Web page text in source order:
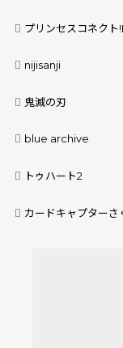
プリンセスコネクト
nijisanji
鬼滅の刃
blue archive
トゥハート2
カードキャプターさ